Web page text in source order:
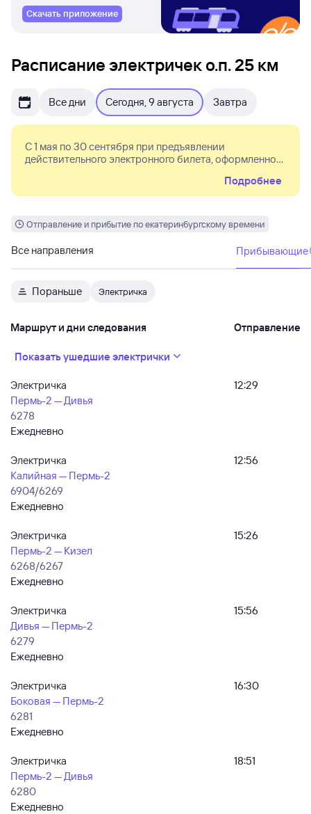
Скачать приложение
Расписание электричек о.п. 25 км
Все дни Сегодня, 9 августа Завтра
С 1 мая по 30 сентября при предъявлении
действительного электронного билета, оформленного
Пермской пригородной компании можно бесплатно
провезти велосипед или средство индивидуальной
бесплатный провоз одного средства передвижения.
Подробнее
Отправление и прибытие по екатеринбургскому времени
Все направления Прибывающие
Пораньше Электричка
Маршрут и дни следования Отправление
Показать ушедшие электрички
Электричка
Пермь-2 — Дивья
6278
Ежедневно
12:29
Электричка
Калийная — Пермь-2
6904/6269
Ежедневно
12:56
Электричка
Пермь-2 — Кизел
6268/6267
Ежедневно
15:26
Электричка
Дивья — Пермь-2
6279
Ежедневно
15:56
Электричка
Боковая — Пермь-2
6281
Ежедневно
16:30
Электричка
Пермь-2 — Дивья
6280
Ежедневно
18:51